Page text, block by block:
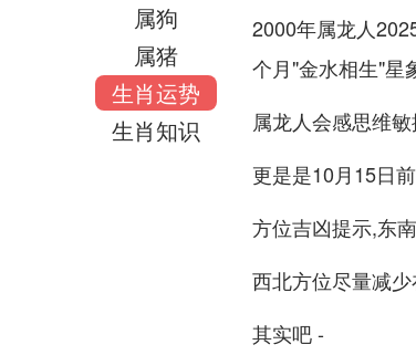
属狗
属猪
生肖运势
生肖知识
2000年属龙人
个月"金水相生"星
属龙人会感思维
更是是10月15日
方位吉凶提示,东
西北方位尽量减少
其实吧 -